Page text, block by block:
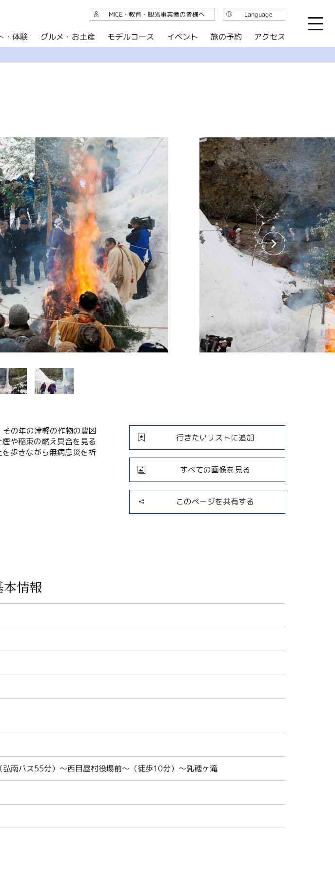
ブログ
グルメ・お土産
共有
写真ライブラリー
パンフレットダウンロード
運営組織について
English
简体中文
観光事業者の皆様へ
の年の津軽の作物の豊凶
や稲束の燃え具合を見る
歩きながら無病息災を祈
行きたいリストに追加
すべての画像を見る
このページを共有する
本情報
南バス55分）～西目屋村役場前～（徒歩10分）～乳穂ヶ滝
・体験 グルメ・お土産 モデルコース イベント 旅の予約 アクセス
MICE・教育・観光事業者の皆様へ Language
English
简体中文